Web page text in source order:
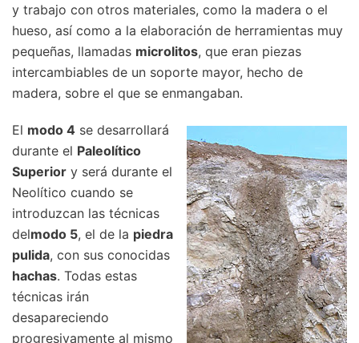
y trabajo con otros materiales, como la madera o el
hueso, así como a la elaboración de herramientas muy
pequeñas, llamadas microlitos, que eran piezas
intercambiables de un soporte mayor, hecho de
madera, sobre el que se enmangaban.
El modo 4 se desarrollará
durante el Paleolítico
Superior y será durante el
Neolítico cuando se
introduzcan las técnicas
delmodo 5, el de la piedra
pulida, con sus conocidas
hachas. Todas estas
técnicas irán
desapareciendo
progresivamente al mismo